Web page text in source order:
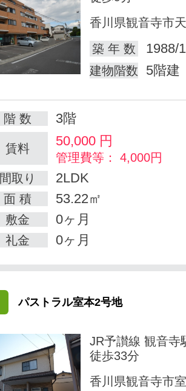
香川県観音寺市
築 年 数
1988/
建物階数 5階建
階 数 3階
賃料 50,000 円
管理費等： 4,000円
間取り
2LDK
面 積 53.22㎡
敷金 0ヶ月
礼金 0ヶ月
パストラル室本2号地
JR予讃線 観音寺
徒歩33分
香川県観音寺市